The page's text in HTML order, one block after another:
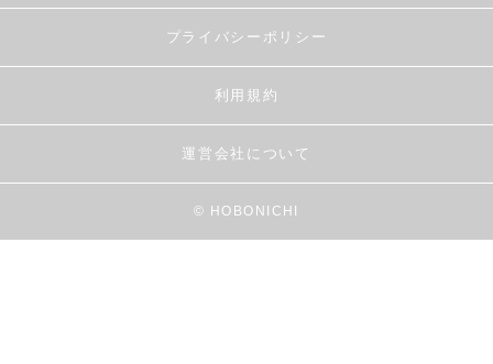
プライバシーポリシー
利用規約
運営会社について
© HOBONICHI